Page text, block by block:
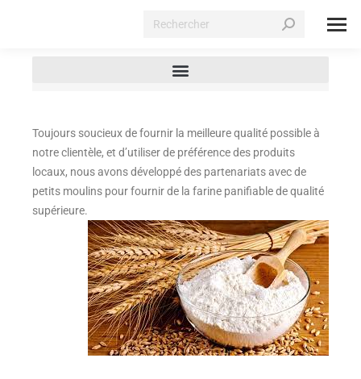
Toujours soucieux de fournir la meilleure qualité possible à
notre clientèle, et d’utiliser de préférence des produits
locaux, nous avons développé des partenariats avec de
petits moulins pour fournir de la farine panifiable de qualité
supérieure.